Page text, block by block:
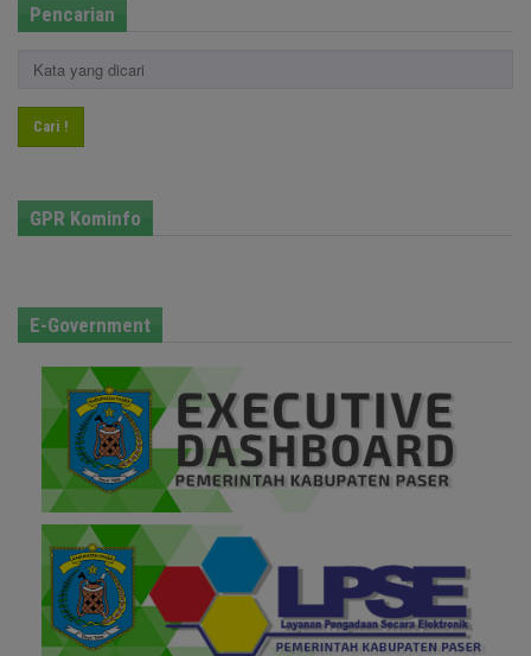
Pencarian
Cari !
GPR Kominfo
E-Government